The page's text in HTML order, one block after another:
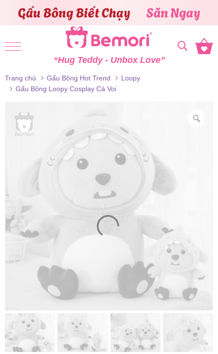
Skip to content
“Hug Teddy - Unbox Love”
Trang chủ Gấu Bông Hot Trend
Loopy
Gấu Bông Loopy Cosplay Cá Voi